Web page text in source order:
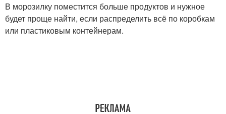
В морозилку поместится больше продуктов и нужное
будет проще найти, если распределить всё по коробкам
или пластиковым контейнерам.